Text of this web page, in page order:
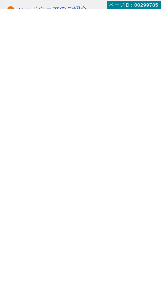
ハードウェアのご紹介
ページID：00299785